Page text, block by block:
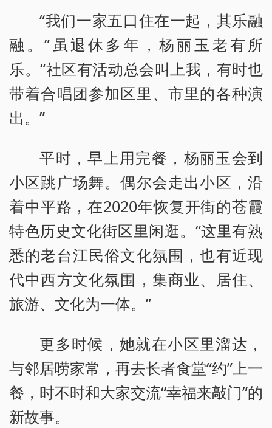
“我们一家五口住在一起，其乐融
融。”虽退休多年，杨丽玉老有所
乐。“社区有活动总会叫上我，有时也
带着合唱团参加区里、市里的各种演
出。”
平时，早上用完餐，杨丽玉会到
小区跳广场舞。偶尔会走出小区，沿
着中平路，在2020年恢复开街的苍霞
特色历史文化街区里闲逛。“这里有熟
悉的老台江民俗文化氛围，也有近现
代中西方文化氛围，集商业、居住、
旅游、文化为一体。”
更多时候，她就在小区里溜达，
与邻居唠家常，再去长者食堂“约”上一
餐，时不时和大家交流“幸福来敲门”的
新故事。